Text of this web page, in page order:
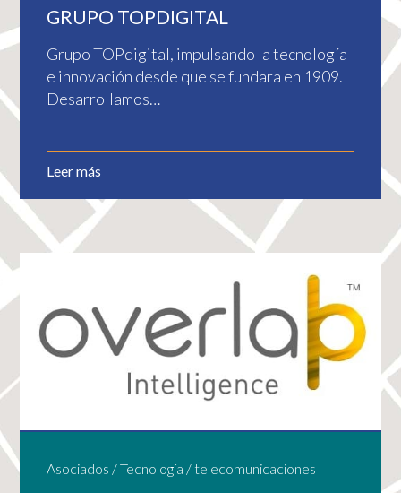
GRUPO TOPDIGITAL
Grupo TOPdigital, impulsando la tecnología
e innovación desde que se fundara en 1909.
Desarrollamos…
Leer más
Asociados /Tecnología /telecomunicaciones